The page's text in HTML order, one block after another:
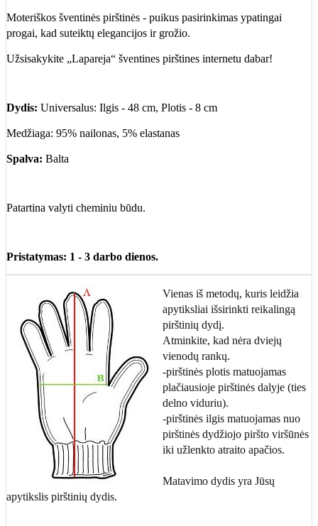
Moteriškos šventinės pirštinės - puikus pasirinkimas ypatingai
progai, kad suteiktų elegancijos ir grožio.
Užsisakykite „Lapareja“ šventines pirštines internetu dabar!
Dydis: Universalus: Ilgis - 48 cm, Plotis - 8 cm
Medžiaga: 95% nailonas, 5% elastanas
Spalva: Balta
Patartina valyti cheminiu būdu.
Pristatymas: 1 - 3 darbo dienos.
Vienas iš metodų, kuris leidžia
apytiksliai išsirinkti reikalingą
pirštinių dydį.
Atminkite, kad nėra dviejų
vienodų rankų.
-pirštinės plotis matuojamas
plačiausioje pirštinės dalyje (ties
delno viduriu).
-pirštinės ilgis matuojamas nuo
pirštinės dydžiojo piršto viršūnės
iki užlenkto atraito apačios.
Matavimo dydis yra Jūsų
apytikslis pirštinių dydis.